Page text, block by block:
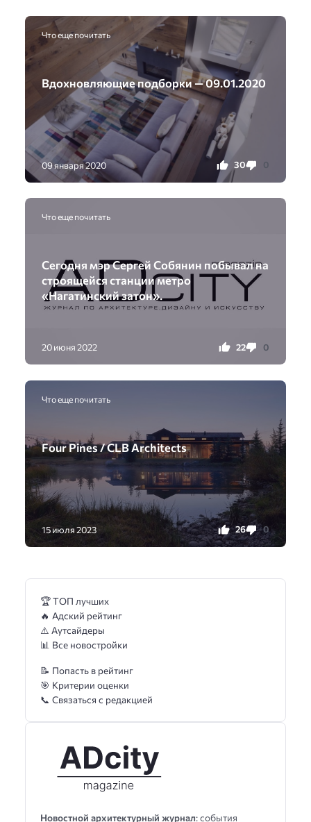
Что еще почитать
Вдохновляющие подборки — 09.01.2020
09 января 2020 30 0
Что еще почитать
Сегодня мэр Сергей Собянин побывал на
строящейся станции метро
«Нагатинский затон».
20 июня 2022 22 0
Что еще почитать
Four Pines / CLB Architects
15 июля 2023 26 0
Новостной архитектурный журнал: события
🏆 ТОП лучших
🔥 Адский рейтинг
⚠️ Аутсайдеры
📊 Все новостройки
📝 Попасть в рейтинг
🎯 Критерии оценки
📞 Связаться с редакцией